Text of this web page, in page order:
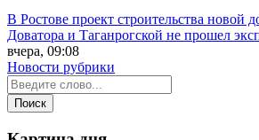
В Ростове проект строительства новой
Доватора и Таганрогской не прошел
вчера, 09:08
Новости рубрики